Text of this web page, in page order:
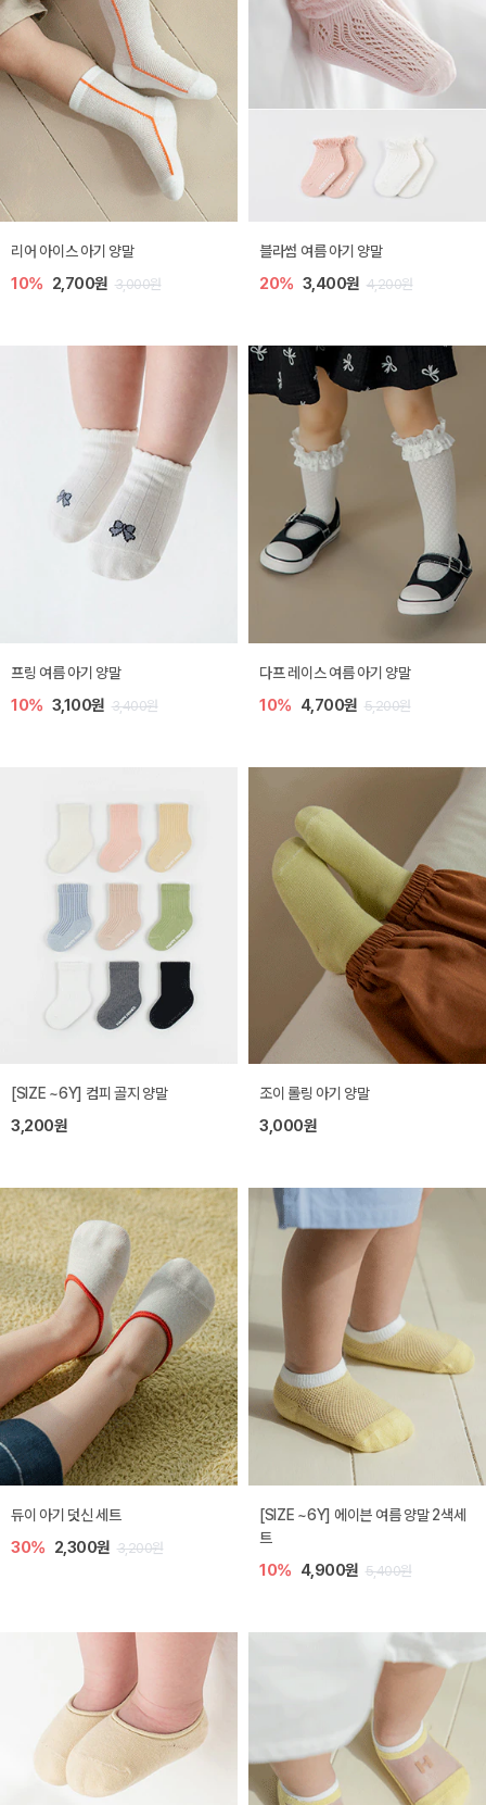
리어 아이스 아기 양말
10% 2,700원 3,000원
블라썸 여름 아기 양말
20% 3,400원 4,200원
프링 여름 아기 양말
10% 3,100원 3,400원
다프 레이스 여름 아기 양말
10% 4,700원 5,200원
[SIZE ~6Y] 컴피 골지 양말
3,200원
조이 롤링 아기 양말
3,000원
듀이 아기 덧신 세트
30% 2,300원 3,200원
[SIZE ~6Y] 에이븐 여름 양말 2색세
트
10% 4,900원 5,400원